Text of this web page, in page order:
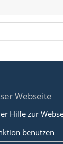
Webseite
Hilfe zur
benutzen